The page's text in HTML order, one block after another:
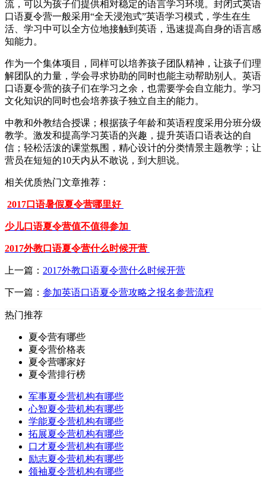
流，可以为孩子们提供相对稳定的语言学习环境。封闭式英语
口语夏令营一般采用“全天浸泡式”英语学习模式，学生在生
活、学习中可以全方位地接触到英语，迅速提高自身的语言感
知能力。
作为一个集体项目，同样可以培养孩子团队精神，让孩子们理
解团队的力量，学会寻求协助的同时也能主动帮助别人。英语
口语夏令营的孩子们在学习之余，也需要学会自立能力。学习
文化知识的同时也会培养孩子独立自主的能力。
中教和外教结合授课；根据孩子年龄和英语程度采用分班分级
教学。激发和提高学习英语的兴趣，提升英语口语表达的自
信；轻松活泼的课堂氛围，精心设计的分类情景主题教学；让
营员在短短的10天内从不敢说，到大胆说。
相关优质热门文章推荐：
2017口语暑假夏令营哪里好
少儿口语夏令营值不值得参加
2017外教口语夏令营什么时候开营
上一篇： 2017外教口语夏令营什么时候开营
下一篇： 参加英语口语夏令营攻略之报名参营流程
热门推荐
夏令营有哪些
夏令营价格表
夏令营哪家好
夏令营排行榜
军事夏令营机构有哪些
心智夏令营机构有哪些
学能夏令营机构有哪些
拓展夏令营机构有哪些
口才夏令营机构有哪些
励志夏令营机构有哪些
领袖夏令营机构有哪些